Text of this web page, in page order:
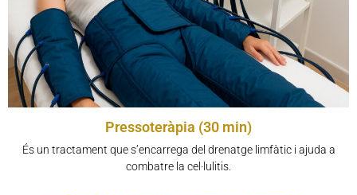
Pressoteràpia (30 min)
És un tractament que s’encarrega del drenatge limfàtic i ajuda a
combatre la cel·lulitis.